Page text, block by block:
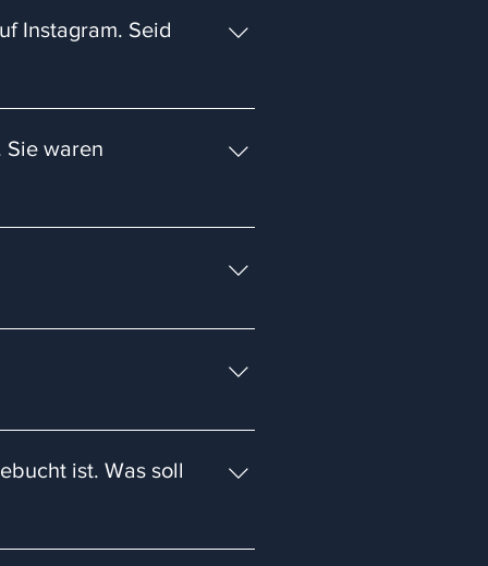
in der Gruppe die gleichen
benötigst du dieses
Instagram. Seid
großartig auf Plattformen
Sie waren
und viele davon sind in
05.09.2026 festgelegt. Dort
ist. Was soll
überschreiten. In solch